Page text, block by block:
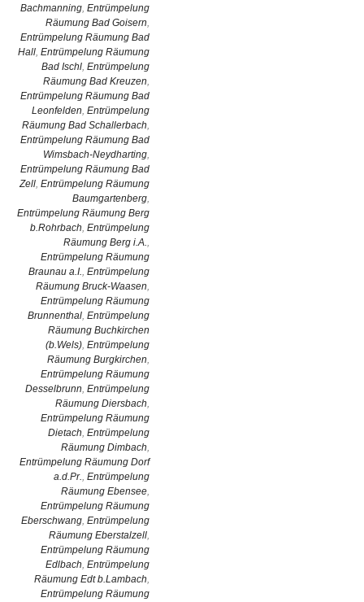
Bachmanning, Entrümpelung
Räumung Bad Goisern,
Entrümpelung Räumung Bad
Hall, Entrümpelung Räumung
Bad Ischl, Entrümpelung
Räumung Bad Kreuzen,
Entrümpelung Räumung Bad
Leonfelden, Entrümpelung
Räumung Bad Schallerbach,
Entrümpelung Räumung Bad
Wimsbach-Neydharting,
Entrümpelung Räumung Bad
Zell, Entrümpelung Räumung
Baumgartenberg,
Entrümpelung Räumung Berg
b.Rohrbach, Entrümpelung
Räumung Berg i.A.,
Entrümpelung Räumung
Braunau a.I., Entrümpelung
Räumung Bruck-Waasen,
Entrümpelung Räumung
Brunnenthal, Entrümpelung
Räumung Buchkirchen
(b.Wels), Entrümpelung
Räumung Burgkirchen,
Entrümpelung Räumung
Desselbrunn, Entrümpelung
Räumung Diersbach,
Entrümpelung Räumung
Dietach, Entrümpelung
Räumung Dimbach,
Entrümpelung Räumung Dorf
a.d.Pr., Entrümpelung
Räumung Ebensee,
Entrümpelung Räumung
Eberschwang, Entrümpelung
Räumung Eberstalzell,
Entrümpelung Räumung
Edlbach, Entrümpelung
Räumung Edt b.Lambach,
Entrümpelung Räumung